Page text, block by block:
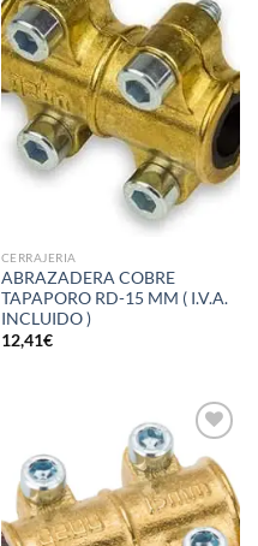
Añadir
a la
lista de
deseos
CERRAJERIA
ABRAZADERA COBRE
TAPAPORO RD-15 MM ( I.V.A.
INCLUIDO )
12,41€
Añadir
a la
lista de
deseos